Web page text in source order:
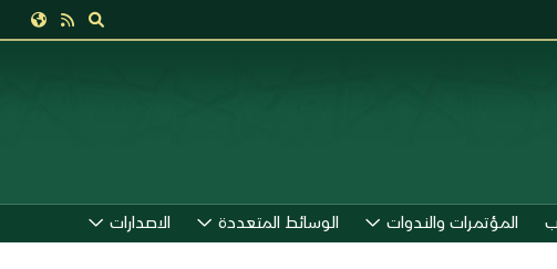
المؤتمرات والندوات الوسائط المتعددة الاصدارات